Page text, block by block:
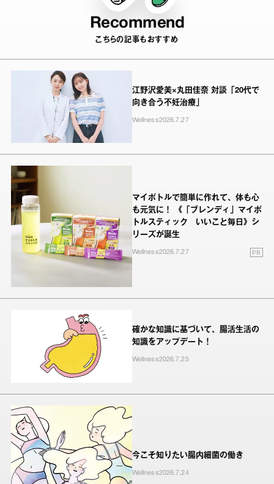
Recommend
こちらの記事もおすすめ
江野沢愛美×丸田佳奈 対談「20代で
向き合う不妊治療」
Wellness2026.7.27
マイボトルで簡単に作れて、体も心
も元気に！ 《「ブレンディ」マイボ
トルスティック いいこと毎日》シ
リーズが誕生
Wellness2026.7.27 PR
確かな知識に基づいて、腸活生活の
知識をアップデート！
Wellness2026.7.25
今こそ知りたい腸内細菌の働き
Wellness2026.7.24